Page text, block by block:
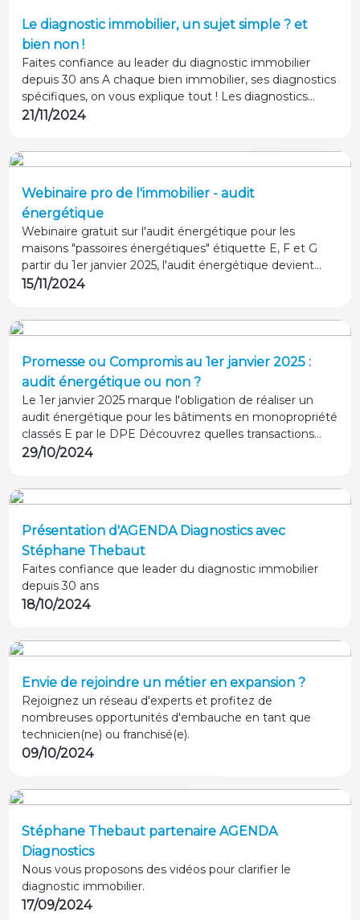
Le diagnostic immobilier, un sujet simple ? et
bien non !
Faites confiance au leader du diagnostic immobilier
depuis 30 ans A chaque bien immobilier, ses diagnostics
spécifiques, on vous explique tout ! Les diagnostics
immobiliers seront très différents selon l'année de
21/11/2024
Webinaire pro de l'immobilier - audit
énergétique
Webinaire gratuit sur l'audit énergétique pour les
maisons "passoires énergétiques" étiquette E, F et G
partir du 1er janvier 2025, l'audit énergétique devient
une obligation légale pour les ventes de biens classés E
15/11/2024
Promesse ou Compromis au 1er janvier 2025 :
audit énergétique ou non ?
Le 1er janvier 2025 marque l'obligation de réaliser un
audit énergétique pour les bâtiments en monopropriété
classés E par le DPE Découvrez quelles transactions
immobilières sont concernées ?
29/10/2024
Présentation d'AGENDA Diagnostics avec
Stéphane Thebaut
Faites confiance que leader du diagnostic immobilier
depuis 30 ans
18/10/2024
Envie de rejoindre un métier en expansion ?
Rejoignez un réseau d'experts et profitez de
nombreuses opportunités d'embauche en tant que
technicien(ne) ou franchisé(e).
09/10/2024
Stéphane Thebaut partenaire AGENDA
Diagnostics
Nous vous proposons des vidéos pour clarifier le
diagnostic immobilier.
17/09/2024